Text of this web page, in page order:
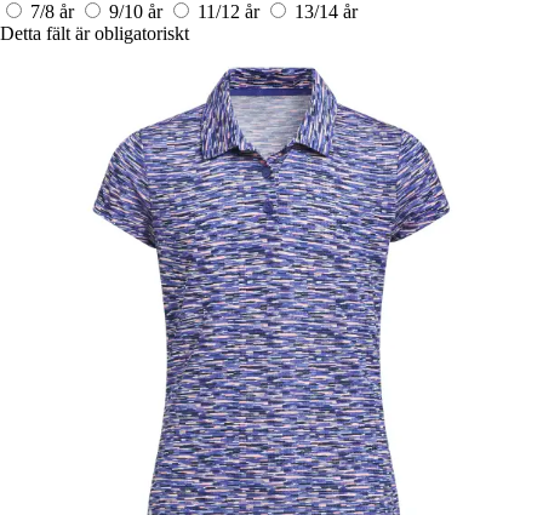
7/8 år
9/10 år 11/12 år
13/14 år
Detta fält är obligatoriskt